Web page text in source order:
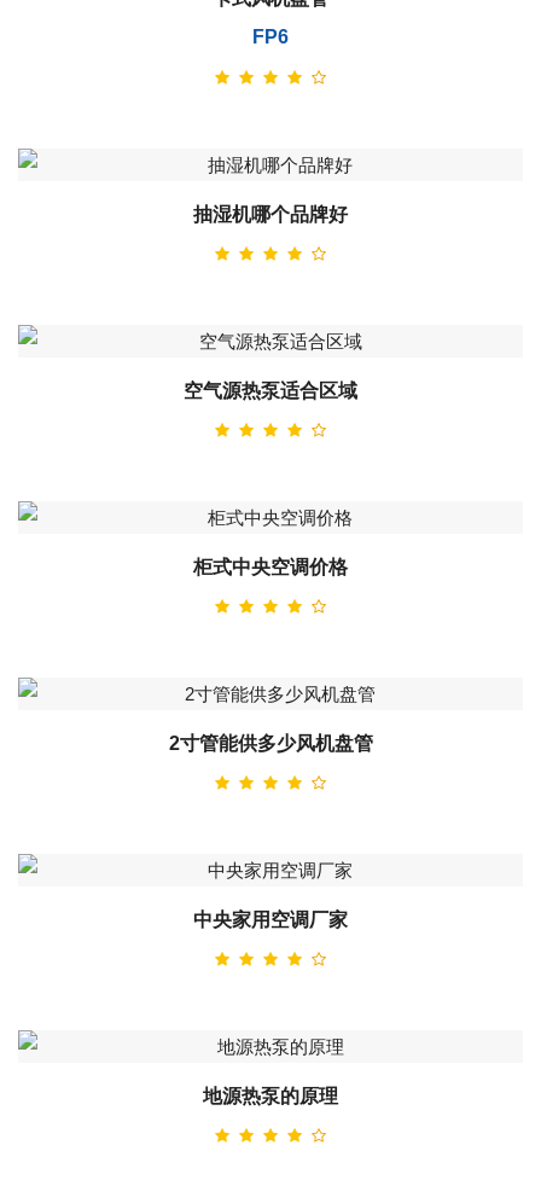
FP6
抽湿机哪个品牌好
空气源热泵适合区域
柜式中央空调价格
2寸管能供多少风机盘管
中央家用空调厂家
地源热泵的原理